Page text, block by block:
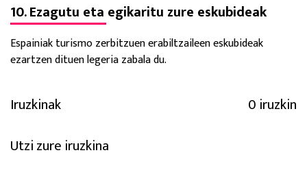
10. Ezagutu eta egikaritu zure eskubideak
Espainiak turismo zerbitzuen erabiltzaileen eskubideak
ezartzen dituen legeria zabala du.
Iruzkinak
0 iruzkin
Utzi zure iruzkina